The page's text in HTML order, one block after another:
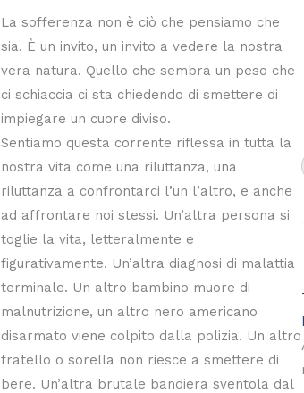
La sofferenza non è ciò che pensiamo che
sia. È un invito, un invito a vedere la nostra
vera natura. Quello che sembra un peso che
ci schiaccia ci sta chiedendo di smettere di
impiegare un cuore diviso.
Sentiamo questa corrente riflessa in tutta la
nostra vita come una riluttanza, una
riluttanza a confrontarci l’un l’altro, e anche
ad affrontare noi stessi. Un’altra persona si
toglie la vita, letteralmente e
figurativamente. Un’altra diagnosi di malattia
terminale. Un altro bambino muore di
malnutrizione, un altro nero americano
disarmato viene colpito dalla polizia. Un altro
fratello o sorella non riesce a smettere di
bere. Un’altra brutale bandiera sventola dal